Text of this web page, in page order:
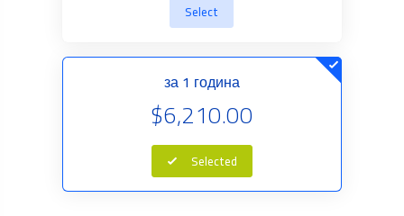
Select
за 1 година
$6,210.00
Selected